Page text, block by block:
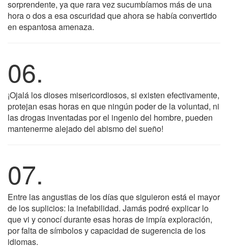
sorprendente, ya que rara vez sucumbíamos más de una
hora o dos a esa oscuridad que ahora se había convertido
en espantosa amenaza.
06.
¡Ojalá los dioses misericordiosos, si existen efectivamente,
protejan esas horas en que ningún poder de la voluntad, ni
las drogas inventadas por el ingenio del hombre, pueden
mantenerme alejado del abismo del sueño!
07.
Entre las angustias de los días que siguieron está el mayor
de los suplicios: la inefabilidad. Jamás podré explicar lo
que vi y conocí durante esas horas de impía exploración,
por falta de símbolos y capacidad de sugerencia de los
idiomas.